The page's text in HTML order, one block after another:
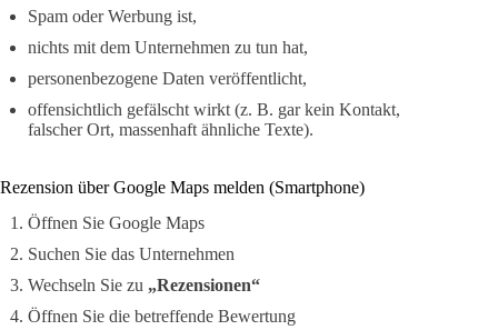
Spam oder Werbung ist,
nichts mit dem Unternehmen zu tun hat,
personenbezogene Daten veröffentlicht,
offensichtlich gefälscht wirkt (z. B. gar kein Kontakt,
falscher Ort, massenhaft ähnliche Texte).
Rezension über Google Maps melden (Smartphone)
Öffnen Sie Google Maps
Suchen Sie das Unternehmen
Wechseln Sie zu „Rezensionen“
Öffnen Sie die betreffende Bewertung